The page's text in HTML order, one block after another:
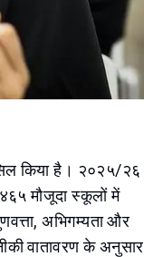
किया है। २०२५/२६
मौजूदा स्कूलों में
अभिगम्यता और
वातावरण के अनुसार